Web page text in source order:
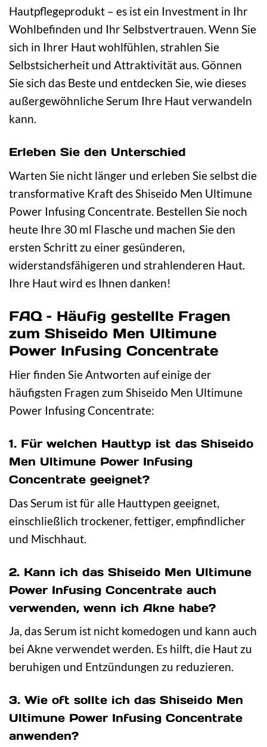
Hautpflegeprodukt – es ist ein Investment in Ihr
Wohlbefinden und Ihr Selbstvertrauen. Wenn Sie
sich in Ihrer Haut wohlfühlen, strahlen Sie
Selbstsicherheit und Attraktivität aus. Gönnen
Sie sich das Beste und entdecken Sie, wie dieses
außergewöhnliche Serum Ihre Haut verwandeln
kann.
Erleben Sie den Unterschied
Warten Sie nicht länger und erleben Sie selbst die
transformative Kraft des Shiseido Men Ultimune
Power Infusing Concentrate. Bestellen Sie noch
heute Ihre 30 ml Flasche und machen Sie den
ersten Schritt zu einer gesünderen,
widerstandsfähigeren und strahlenderen Haut.
Ihre Haut wird es Ihnen danken!
FAQ – Häufig gestellte Fragen
zum Shiseido Men Ultimune
Power Infusing Concentrate
Hier finden Sie Antworten auf einige der
häufigsten Fragen zum Shiseido Men Ultimune
Power Infusing Concentrate:
1. Für welchen Hauttyp ist das Shiseido
Men Ultimune Power Infusing
Concentrate geeignet?
Das Serum ist für alle Hauttypen geeignet,
einschließlich trockener, fettiger, empfindlicher
und Mischhaut.
2. Kann ich das Shiseido Men Ultimune
Power Infusing Concentrate auch
verwenden, wenn ich Akne habe?
Ja, das Serum ist nicht komedogen und kann auch
bei Akne verwendet werden. Es hilft, die Haut zu
beruhigen und Entzündungen zu reduzieren.
3. Wie oft sollte ich das Shiseido Men
Ultimune Power Infusing Concentrate
anwenden?